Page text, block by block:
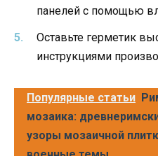
панелей с помощью
Оставьте герметик
инструкциями
Популярные статьи
мозаика:
узоры мозаичной